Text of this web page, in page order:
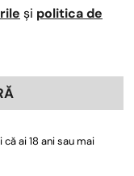
canabis CBD F1
și politica de
că ai 18 ani sau mai